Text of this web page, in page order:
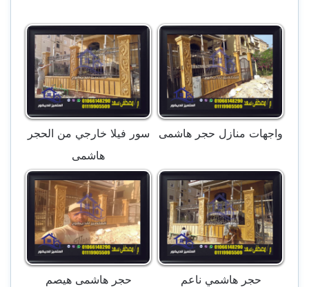
واجهات منازل حجر هاشمى
سور فيلا خارجي من الحجر
هاشمى
حجر هاشمي ناعم حجر هاشمى هيصم